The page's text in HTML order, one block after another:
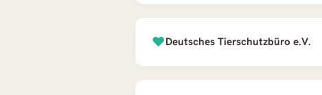
♥Deutsches Tierschutzbüro e.V.